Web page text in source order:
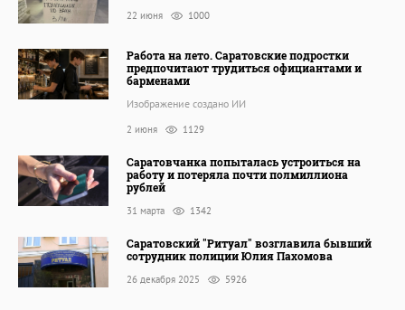
22 июня 1000
Работа на лето. Саратовские подростки
предпочитают трудиться официантами и
барменами
Изображение создано ИИ
2 июня 1129
Саратовчанка попыталась устроиться на
работу и потеряла почти полмиллиона
рублей
31 марта 1342
Саратовский "Ритуал" возглавила бывший
сотрудник полиции Юлия Пахомова
26 декабря 2025 5926